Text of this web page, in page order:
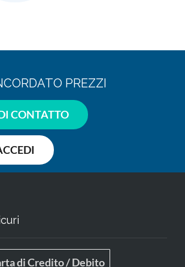
PREZZI
CONTATTO
di Credito / Debito